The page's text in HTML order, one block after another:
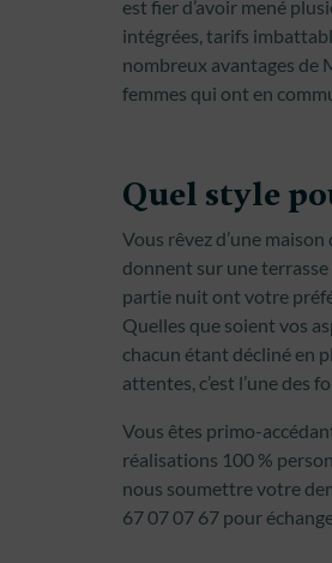
est fier d’avoir mené
intégrées, tarifs
nombreux avantages de
femmes qui ont en
Quel style
Vous rêvez d’une
donnent sur une terrasse
partie nuit ont votre
Quelles que soient vos
chacun étant décliné en
attentes, c’est l’une des
Vous êtes primo-
réalisations 100 %
nous soumettre votre
67 07 07 67 pour